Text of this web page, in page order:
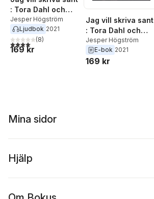
: Tora Dahl och
poeterna på
Parkvägen
Jesper Högström
Ljudbok 2021
4,0utav 5 stjärnor. Totalt antal röster:
(8)
169 kr
Jag vill skriva sant
: Tora Dahl och
poeterna på
Parkvägen
Jesper Högström
E-bok 2021
169 kr
Mina sidor
Hjälp